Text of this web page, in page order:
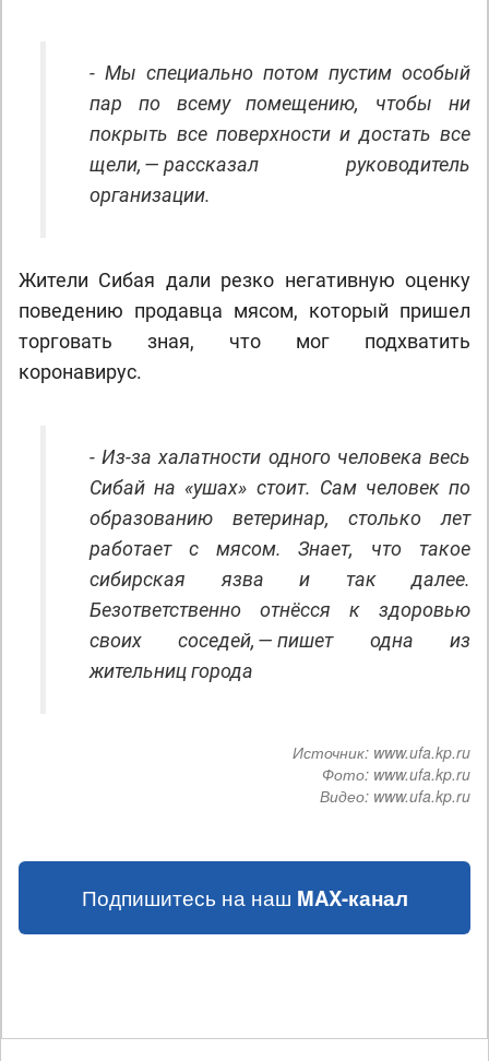
- Мы специально потом пустим особый
пар по всему помещению, чтобы ни
покрыть все поверхности и достать все
щели, — рассказал руководитель
организации.
Жители Сибая дали резко негативную оценку
поведению продавца мясом, который пришел
торговать зная, что мог подхватить
коронавирус.
- Из-за халатности одного человека весь
Сибай на «ушах» стоит. Сам человек по
образованию ветеринар, столько лет
работает с мясом. Знает, что такое
сибирская язва и так далее.
Безответственно отнёсся к здоровью
своих соседей, — пишет одна из
жительниц города
Источник: www.ufa.kp.ru
Фото: www.ufa.kp.ru
Видео: www.ufa.kp.ru
Подпишитесь на наш MAX-канал